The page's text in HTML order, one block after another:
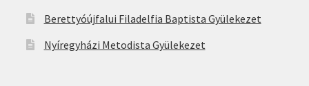
Berettyóújfalui Filadelfia Baptista Gyülekezet
Nyíregyházi Metodista Gyülekezet